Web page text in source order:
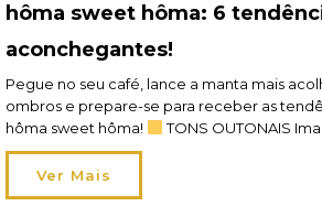
hôma sweet hôma: 6
aconchegantes!
Pegue no seu café, lance a manta mais
ombros e prepare-se para receber as
hôma sweet hôma!
TONS OUTONAIS
cores outonais transbordam e banham o
Enquanto isso, a sensação de que o cheiro a
Ver Mais